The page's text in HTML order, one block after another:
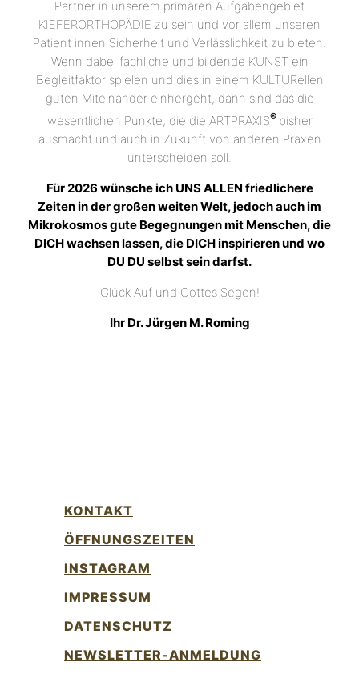
Partner in unserem primären Aufgabengebiet
KIEFERORTHOPÄDIE zu sein und vor allem unseren
Patient:innen Sicherheit und Verlässlichkeit zu bieten.
Wenn dabei fachliche und bildende KUNST ein
Begleitfaktor spielen und dies in einem KULTURellen
guten Miteinander einhergeht, dann sind das die
wesentlichen Punkte, die die ARTPRAXIS® bisher
ausmacht und auch in Zukunft von anderen Praxen
unterscheiden soll.
Für 2026 wünsche ich UNS ALLEN friedlichere
Zeiten in der großen weiten Welt, jedoch auch im
Mikrokosmos gute Begegnungen mit Menschen, die
DICH wachsen lassen, die DICH inspirieren und wo
DU DU selbst sein darfst.
Glück Auf und Gottes Segen!
Ihr Dr. Jürgen M. Roming
KONTAKT
ÖFFNUNGSZEITEN
INSTAGRAM
IMPRESSUM
DATENSCHUTZ
NEWSLETTER-ANMELDUNG